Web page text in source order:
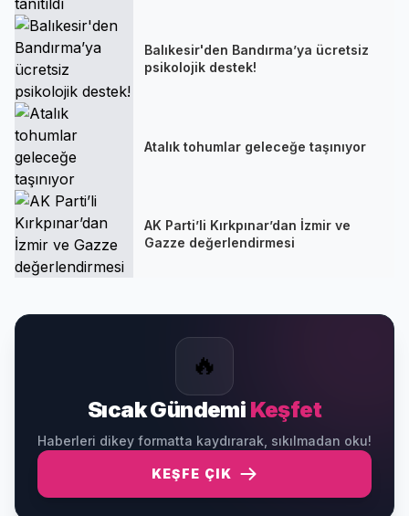
Balıkesir'den Bandırma’ya ücretsiz
psikolojik destek!
Atalık tohumlar geleceğe taşınıyor
AK Parti’li Kırkpınar’dan İzmir ve
Gazze değerlendirmesi
🔥
Sıcak Gündemi Keşfet
Haberleri dikey formatta kaydırarak, sıkılmadan oku!
KEŞFE ÇIK